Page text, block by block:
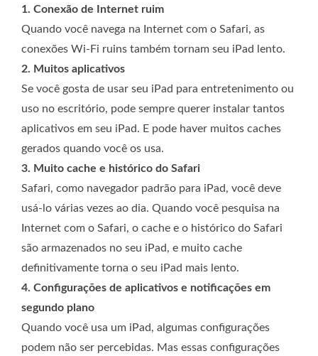
1. Conexão de Internet ruim
Quando você navega na Internet com o Safari, as
conexões Wi-Fi ruins também tornam seu iPad lento.
2. Muitos aplicativos
Se você gosta de usar seu iPad para entretenimento ou
uso no escritório, pode sempre querer instalar tantos
aplicativos em seu iPad. E pode haver muitos caches
gerados quando você os usa.
3. Muito cache e histórico do Safari
Safari, como navegador padrão para iPad, você deve
usá-lo várias vezes ao dia. Quando você pesquisa na
Internet com o Safari, o cache e o histórico do Safari
são armazenados no seu iPad, e muito cache
definitivamente torna o seu iPad mais lento.
4. Configurações de aplicativos e notificações em
segundo plano
Quando você usa um iPad, algumas configurações
podem não ser percebidas. Mas essas configurações